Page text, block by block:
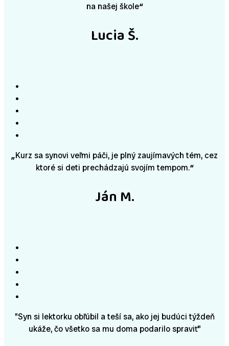
na našej škole“
Lucia Š.
„Kurz sa synovi veľmi páči, je plný zaujímavých tém, cez
ktoré si deti prechádzajú svojím tempom.“
Ján M.
"Syn si lektorku obľúbil a teší sa, ako jej budúci týždeň
ukáže, čo všetko sa mu doma podarilo spraviť"